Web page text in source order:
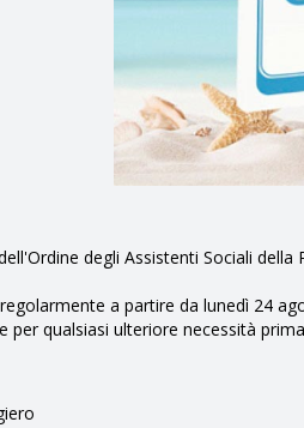
degli Assistenti Sociali
a partire da lunedì 24
per qualsiasi ulteriore necessità